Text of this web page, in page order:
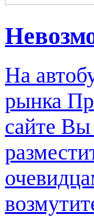
На
рынка
сайте